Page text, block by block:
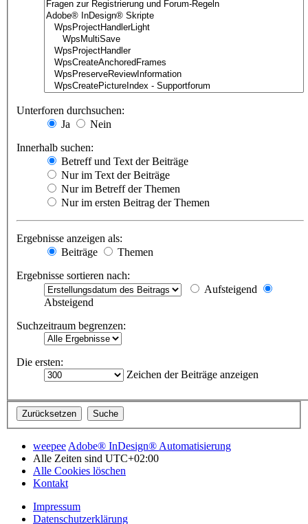
Unterforen durchsuchen:
Ja
Nein
Innerhalb suchen:
Betreff und Text der Beiträge
Nur im Text der Beiträge
Nur im Betreff der Themen
Nur im ersten Beitrag der Themen
Ergebnisse anzeigen als:
Beiträge
Themen
Ergebnisse sortieren nach:
Aufsteigend
Absteigend
Suchzeitraum begrenzen:
Die ersten:
Zeichen der Beiträge anzeigen
weepee Adobe® InDesign® Automatisierung
Alle Zeiten sind UTC+02:00
Alle Cookies löschen
Kontakt
Impressum
Datenschutzerklärung